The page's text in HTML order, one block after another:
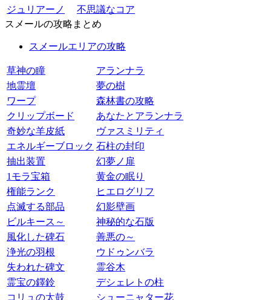
ジュリアーノ
不思議なコア
スメールの攻略まとめ
スメールエリアの攻略
草神の瞳
アランナラ
地霊壇
夢の樹
ワープ
森林書の攻略
クリップボード
あなたとアランナラ
奇妙な羊皮紙
ヴァスミリティ
エネルギーブロック 石柱の封印
抽出装置
幻夢ノ扉
1モラ宝箱
黄金の眠り
権能ランク
ヒエログリフ
点滅する部品
幻影壁画
ビルキース～
神秘的な石版
風化した碑石
善悪の～
浄光の羽根
ウドゥンバラ
失われた碑文
霊谷木
霊宝の鐸鈴
デシェレトの柱
コリュの太鼓
シューニャター花